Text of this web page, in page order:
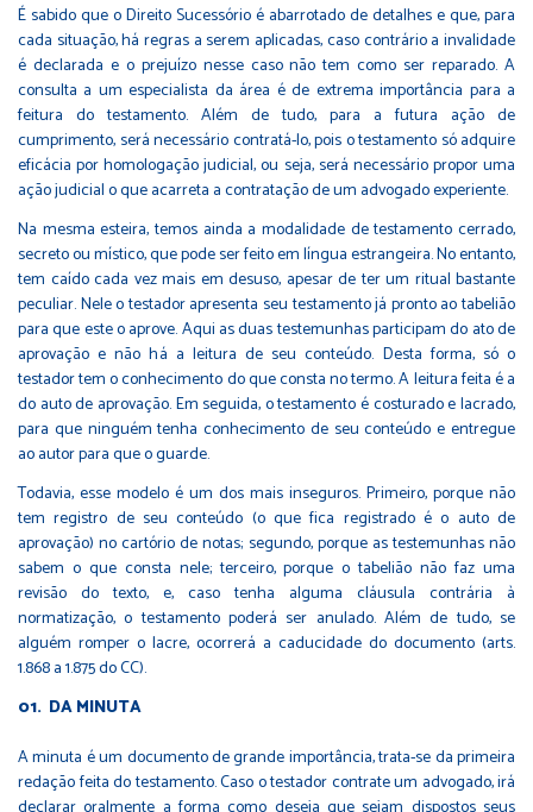
É sabido que o Direito Sucessório é abarrotado de detalhes e que, para
cada situação, há regras a serem aplicadas, caso contrário a invalidade
é declarada e o prejuízo nesse caso não tem como ser reparado. A
consulta a um especialista da área é de extrema importância para a
feitura do testamento. Além de tudo, para a futura ação de
cumprimento, será necessário contratá-lo, pois o testamento só adquire
eficácia por homologação judicial, ou seja, será necessário propor uma
ação judicial o que acarreta a contratação de um advogado experiente.
Na mesma esteira, temos ainda a modalidade de testamento cerrado,
secreto ou místico, que pode ser feito em língua estrangeira. No entanto,
tem caído cada vez mais em desuso, apesar de ter um ritual bastante
peculiar. Nele o testador apresenta seu testamento já pronto ao tabelião
para que este o aprove. Aqui as duas testemunhas participam do ato de
aprovação e não há a leitura de seu conteúdo. Desta forma, só o
testador tem o conhecimento do que consta no termo. A leitura feita é a
do auto de aprovação. Em seguida, o testamento é costurado e lacrado,
para que ninguém tenha conhecimento de seu conteúdo e entregue
ao autor para que o guarde.
Todavia, esse modelo é um dos mais inseguros. Primeiro, porque não
tem registro de seu conteúdo (o que fica registrado é o auto de
aprovação) no cartório de notas; segundo, porque as testemunhas não
sabem o que consta nele; terceiro, porque o tabelião não faz uma
revisão do texto, e, caso tenha alguma cláusula contrária à
normatização, o testamento poderá ser anulado. Além de tudo, se
alguém romper o lacre, ocorrerá a caducidade do documento (arts.
1.868 a 1.875 do CC).
DA MINUTA
A minuta é um documento de grande importância, trata-se da primeira
redação feita do testamento. Caso o testador contrate um advogado, irá